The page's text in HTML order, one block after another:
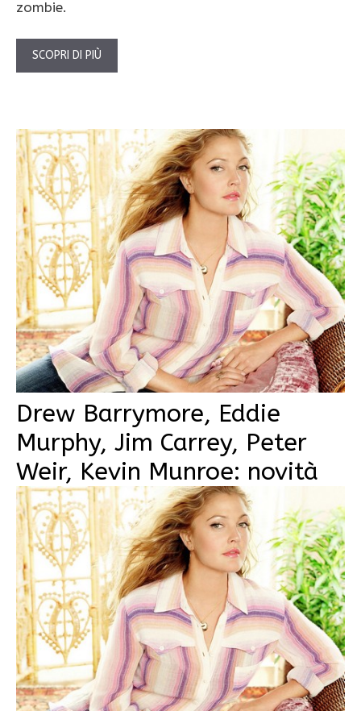
zombie.
SCOPRI DI PIÙ
Drew Barrymore, Eddie
Murphy, Jim Carrey, Peter
Weir, Kevin Munroe: novità